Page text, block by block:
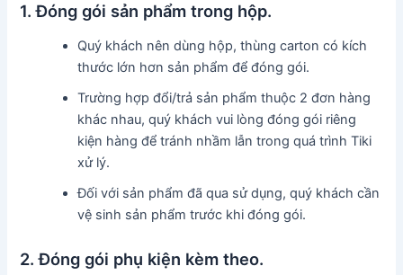
1. Đóng gói sản phẩm trong hộp.
Quý khách nên dùng hộp, thùng carton có kích
thước lớn hơn sản phẩm để đóng gói.
Trường hợp đổi/trả sản phẩm thuộc 2 đơn hàng
khác nhau, quý khách vui lòng đóng gói riêng
kiện hàng để tránh nhầm lẫn trong quá trình Tiki
xử lý.
Đối với sản phẩm đã qua sử dụng, quý khách cần
vệ sinh sản phẩm trước khi đóng gói.
2. Đóng gói phụ kiện kèm theo.